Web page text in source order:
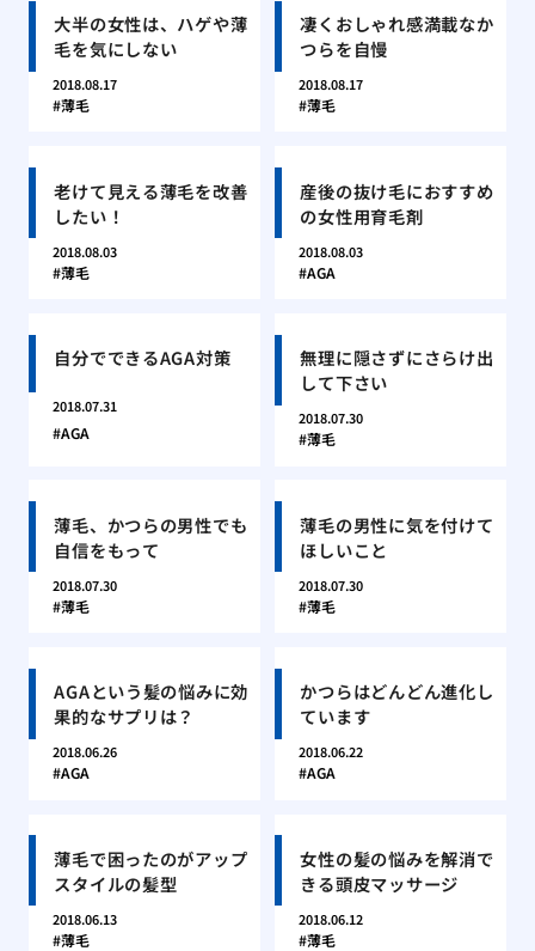
大半の女性は、ハゲや薄
毛を気にしない
2018.08.17
薄毛
凄くおしゃれ感満載なか
つらを自慢
2018.08.17
薄毛
老けて見える薄毛を改善
したい！
2018.08.03
薄毛
産後の抜け毛におすすめ
の女性用育毛剤
2018.08.03
AGA
自分でできるAGA対策
2018.07.31
AGA
無理に隠さずにさらけ出
して下さい
2018.07.30
薄毛
薄毛、かつらの男性でも
自信をもって
2018.07.30
薄毛
薄毛の男性に気を付けて
ほしいこと
2018.07.30
薄毛
AGAという髪の悩みに効
果的なサプリは？
2018.06.26
AGA
かつらはどんどん進化し
ています
2018.06.22
AGA
薄毛で困ったのがアップ
スタイルの髪型
2018.06.13
薄毛
女性の髪の悩みを解消で
きる頭皮マッサージ
2018.06.12
薄毛